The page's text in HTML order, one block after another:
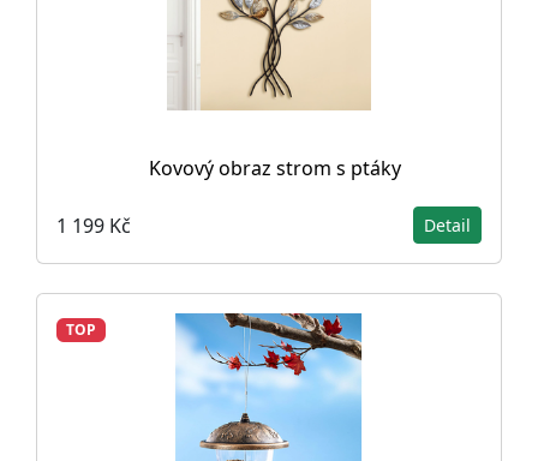
Kovový obraz strom s ptáky
1 199 Kč Detail
TOP